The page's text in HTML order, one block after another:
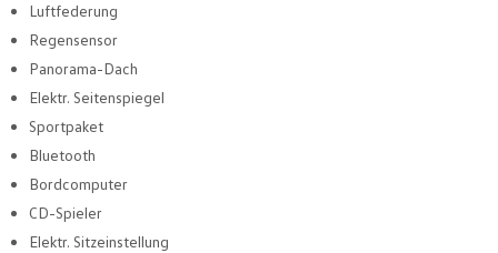
Luftfederung
Regensensor
Panorama-Dach
Elektr. Seitenspiegel
Sportpaket
Bluetooth
Bordcomputer
CD-Spieler
Elektr. Sitzeinstellung